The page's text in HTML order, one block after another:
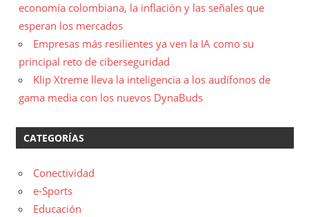
economía colombiana, la inflación y las señales que
esperan los mercados
Empresas más resilientes ya ven la IA como su
principal reto de ciberseguridad
Klip Xtreme lleva la inteligencia a los audífonos de
gama media con los nuevos DynaBuds
CATEGORÍAS
Conectividad
e-Sports
Educación